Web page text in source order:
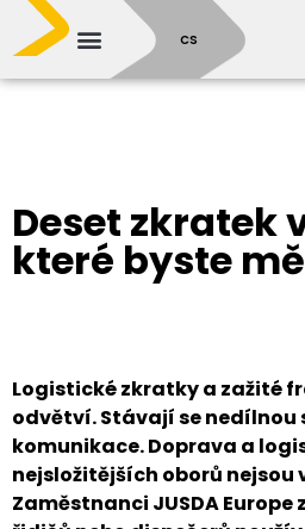
CS
Deset zkratek
které byste
Logistické zkratky a zažité
odvětví. Stávají se
komunikace. Doprava a
nejsložitějších oborů nejsou
Zaměstnanci JUSDA